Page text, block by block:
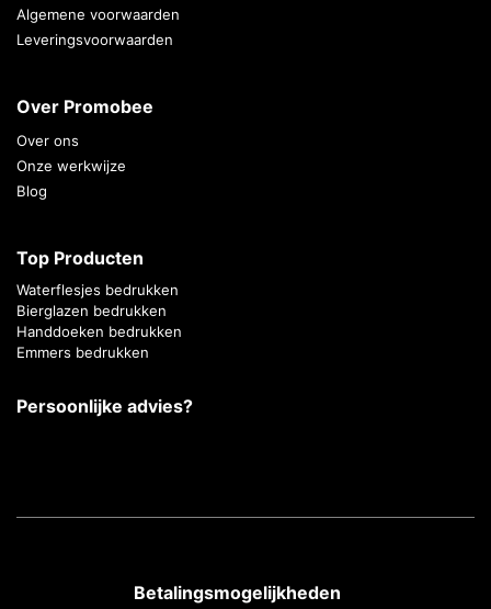
Algemene voorwaarden
Leveringsvoorwaarden
Over Promobee
Over ons
Onze werkwijze
Blog
Top Producten
Waterflesjes bedrukken
Bierglazen bedrukken
Handdoeken bedrukken
Emmers bedrukken
Persoonlijke advies?
Betalingsmogelijkheden